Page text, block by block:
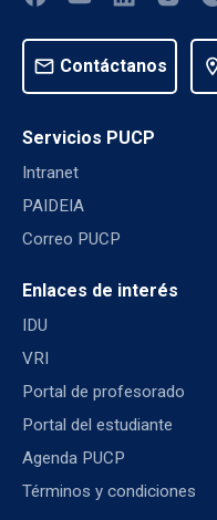
mail Contáctanos
Servicios PUCP
Intranet
PAIDEIA
Correo PUCP
Enlaces de interés
IDU
VRI
Portal de profesorado
Portal del estudiante
Agenda PUCP
Términos y condiciones